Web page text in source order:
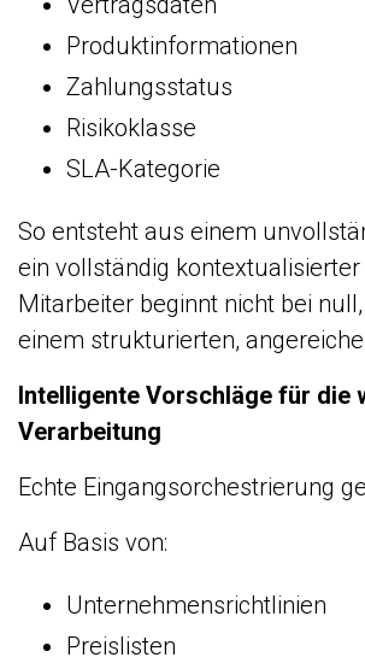
Produktinformationen
Zahlungsstatus
Risikoklasse
SLA-Kategorie
So entsteht aus einem
ein vollständig kontextualisierter
Mitarbeiter beginnt nicht bei
einem strukturierten,
Intelligente Vorschläge für die
Verarbeitung
Echte Eingangsorchestrierung
Auf Basis von:
Unternehmensrichtlinien
Preislisten